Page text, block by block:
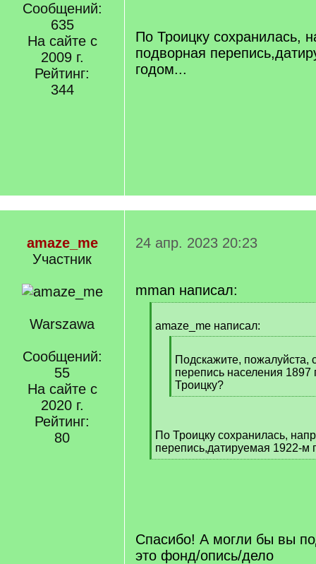
Сообщений:
635
На сайте с
2009 г.
Рейтинг:
344
По Троицку сохранилась,
подворная
годом...
amaze_me
Участник
Warszawa
Сообщений:
55
На сайте с
2020 г.
Рейтинг:
80
24 апр. 2023 20:23
mman написал:
q
amaze_me написал:
q
]
Подскажите, пожалуйста,
перепись населения 1897
Троицку?
[
]
По Троицку сохранилась,
перепись,датируемая 1922-м
[
Cпасибо! А могли бы вы
это фонд/опись/дело